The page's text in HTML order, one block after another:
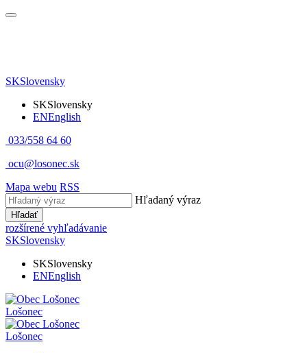
SKSlovensky
SKSlovensky
ENEnglish
033/558 64 60
ocu@losonec.sk
Mapa webu RSS
Hľadaný výraz
Hľadať
rozšírené vyhľadávanie
SKSlovensky
SKSlovensky
ENEnglish
Lošonec
Lošonec